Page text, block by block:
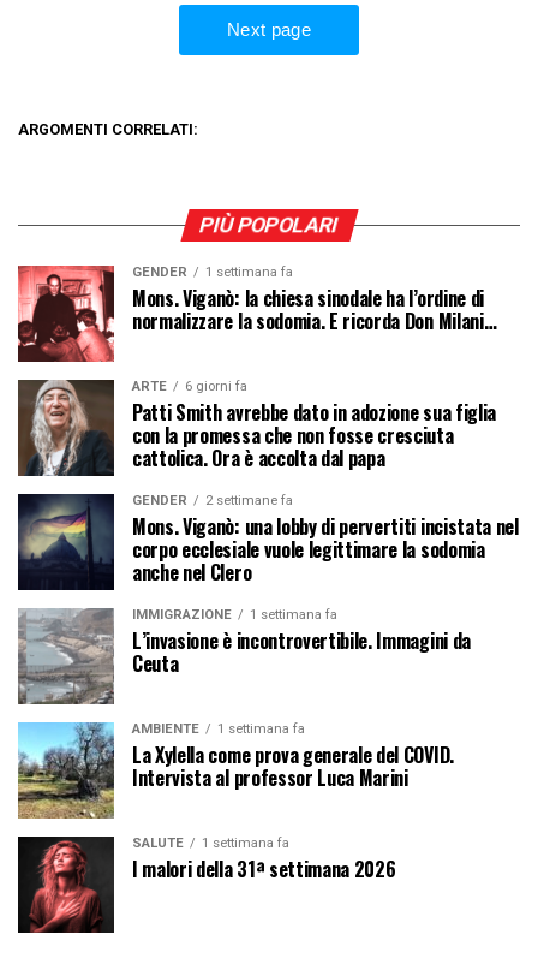
ARGOMENTI CORRELATI:
PIÙ POPOLARI
GENDER 1 settimana fa
Mons. Viganò: la chiesa sinodale ha l’ordine di
normalizzare la sodomia. E ricorda Don Milani…
ARTE 6 giorni fa
Patti Smith avrebbe dato in adozione sua figlia
con la promessa che non fosse cresciuta
cattolica. Ora è accolta dal papa
GENDER 2 settimane fa
Mons. Viganò: una lobby di pervertiti incistata nel
corpo ecclesiale vuole legittimare la sodomia
anche nel Clero
IMMIGRAZIONE 1 settimana fa
L’invasione è incontrovertibile. Immagini da
Ceuta
AMBIENTE 1 settimana fa
La Xylella come prova generale del COVID.
Intervista al professor Luca Marini
SALUTE 1 settimana fa
I malori della 31ª settimana 2026